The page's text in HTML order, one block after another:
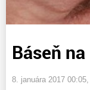
Báseň
8. januára 2017 00:05